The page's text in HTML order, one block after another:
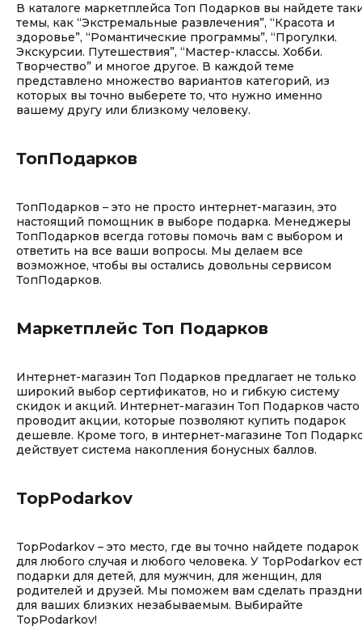
В каталоге маркетплейса Топ Подарков вы найдете
темы, как “Экстремальные развлечения”, “Красота и
здоровье”, “Романтические программы”, “Прогулки.
Экскурсии. Путешествия”, “Мастер-классы. Хобби.
Творчество” и многое другое. В каждой теме
представлено множество вариантов категорий, из
которых вы точно выберете то, что нужно именно
вашему другу или близкому человеку.
ТопПодарков
ТопПодарков – это не просто интернет-магазин, это
настоящий помощник в выборе подарка. Менеджеры
ТопПодарков всегда готовы помочь вам с выбором и
ответить на все ваши вопросы. Мы делаем все
возможное, чтобы вы остались довольны сервисом
ТопПодарков.
Маркетплейс Топ Подарков
Интернет-магазин Топ Подарков предлагает не только
широкий выбор сертификатов, но и гибкую систему
скидок и акций. Интернет-магазин Топ Подарков часто
проводит акции, которые позволяют купить подарок
дешевле. Кроме того, в интернет-магазине Топ
действует система накопления бонусных баллов.
TopPodarkov
TopPodarkov – это место, где вы точно найдете подарок
для любого случая и любого человека. У TopPodarkov
подарки для детей, для мужчин, для женщин, для
родителей и друзей. Мы поможем вам сделать
для ваших близких незабываемым. Выбирайте
TopPodarkov!